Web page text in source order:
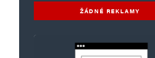
ŽÁDNÉ REKLAMY